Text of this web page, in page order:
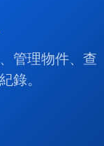
管理物件、查
錄。